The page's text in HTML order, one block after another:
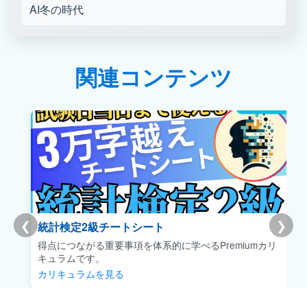
AI冬の時代
関連コンテンツ
❮ ❯
統計検定2級チートシート
得点につながる重要事項を体系的に学べるPremiumカリ
キュラムです。
カリキュラムを見る